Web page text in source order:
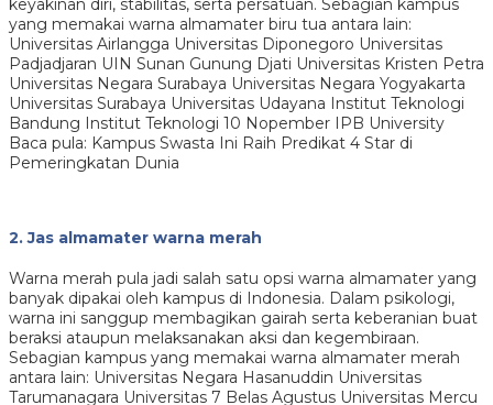
keyakinan diri, stabilitas, serta persatuan. Sebagian kampus
yang memakai warna almamater biru tua antara lain:
Universitas Airlangga Universitas Diponegoro Universitas
Padjadjaran UIN Sunan Gunung Djati Universitas Kristen Petra
Universitas Negara Surabaya Universitas Negara Yogyakarta
Universitas Surabaya Universitas Udayana Institut Teknologi
Bandung Institut Teknologi 10 Nopember IPB University
Baca pula: Kampus Swasta Ini Raih Predikat 4 Star di
Pemeringkatan Dunia
2. Jas almamater warna merah
Warna merah pula jadi salah satu opsi warna almamater yang
banyak dipakai oleh kampus di Indonesia. Dalam psikologi,
warna ini sanggup membagikan gairah serta keberanian buat
beraksi ataupun melaksanakan aksi dan kegembiraan.
Sebagian kampus yang memakai warna almamater merah
antara lain: Universitas Negara Hasanuddin Universitas
Tarumanagara Universitas 7 Belas Agustus Universitas Mercu